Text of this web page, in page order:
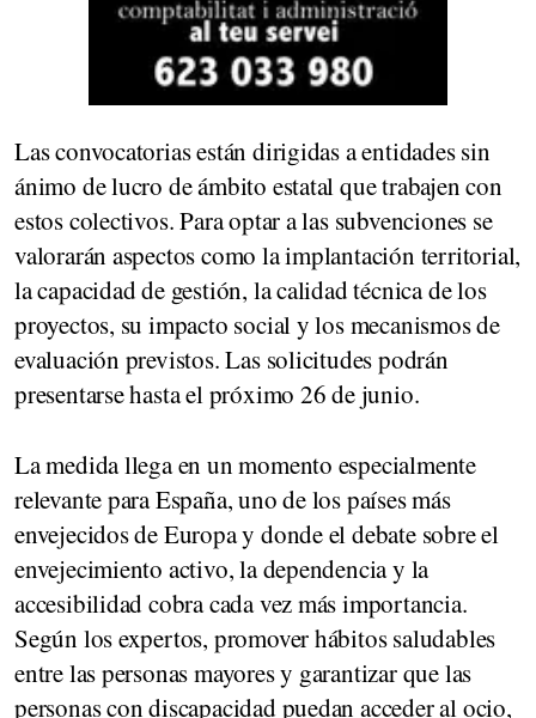
Las convocatorias están dirigidas a entidades sin
ánimo de lucro de ámbito estatal que trabajen con
estos colectivos. Para optar a las subvenciones se
valorarán aspectos como la implantación territorial,
la capacidad de gestión, la calidad técnica de los
proyectos, su impacto social y los mecanismos de
evaluación previstos. Las solicitudes podrán
presentarse hasta el próximo 26 de junio.
La medida llega en un momento especialmente
relevante para España, uno de los países más
envejecidos de Europa y donde el debate sobre el
envejecimiento activo, la dependencia y la
accesibilidad cobra cada vez más importancia.
Según los expertos, promover hábitos saludables
entre las personas mayores y garantizar que las
personas con discapacidad puedan acceder al ocio,